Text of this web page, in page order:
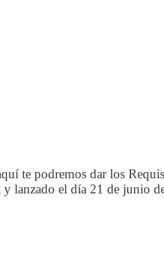
te podremos dar los
lanzado el día 21 de junio